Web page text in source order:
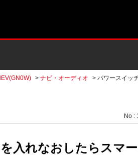
> ナビ・オーディオ > パワースイッ
No :
入れなおしたらスマ